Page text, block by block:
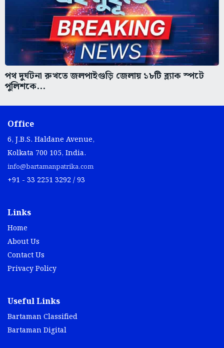
পথ দুর্ঘটনা রুখতে জলপাইগুড়ি জেলায় ১৮টি ব্ল্যাক স্পটে
পুলিশকে...
Office
6, J.B.S. Haldane Avenue,
Kolkata 700 105, India.
info@bartamanpatrika.com
+91 - 33 2251 3292 / 93
Links
Home
About Us
Contact Us
Privacy Policy
Useful Links
Bartaman Classified
Bartaman Digital